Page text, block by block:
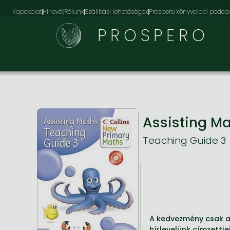
KapcsolatHírlevélRólunkSzállítási lehetőségekProspero könyvpiaci
PROSPERO
Assisting
Teaching Guide 3
A kedvezmény csak